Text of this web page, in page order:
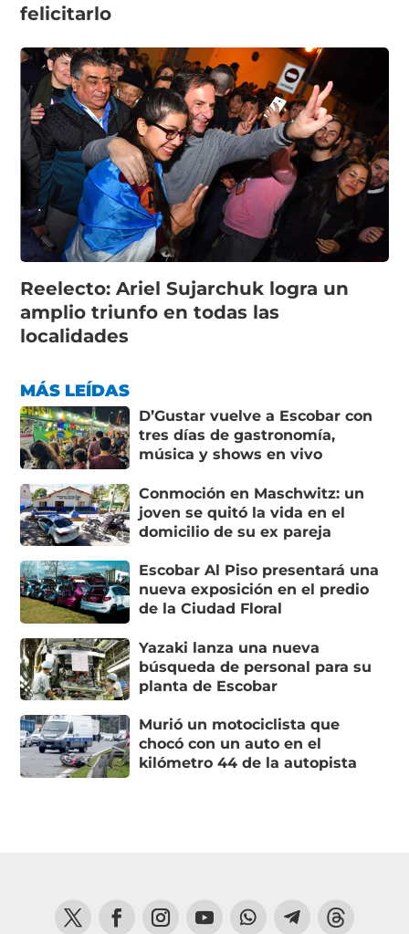
felicitarlo
Reelecto: Ariel Sujarchuk logra un
amplio triunfo en todas las
localidades
MÁS LEÍDAS
D’Gustar vuelve a Escobar con
tres días de gastronomía,
música y shows en vivo
Conmoción en Maschwitz: un
joven se quitó la vida en el
domicilio de su ex pareja
Escobar Al Piso presentará una
nueva exposición en el predio
de la Ciudad Floral
Yazaki lanza una nueva
búsqueda de personal para su
planta de Escobar
Murió un motociclista que
chocó con un auto en el
kilómetro 44 de la autopista